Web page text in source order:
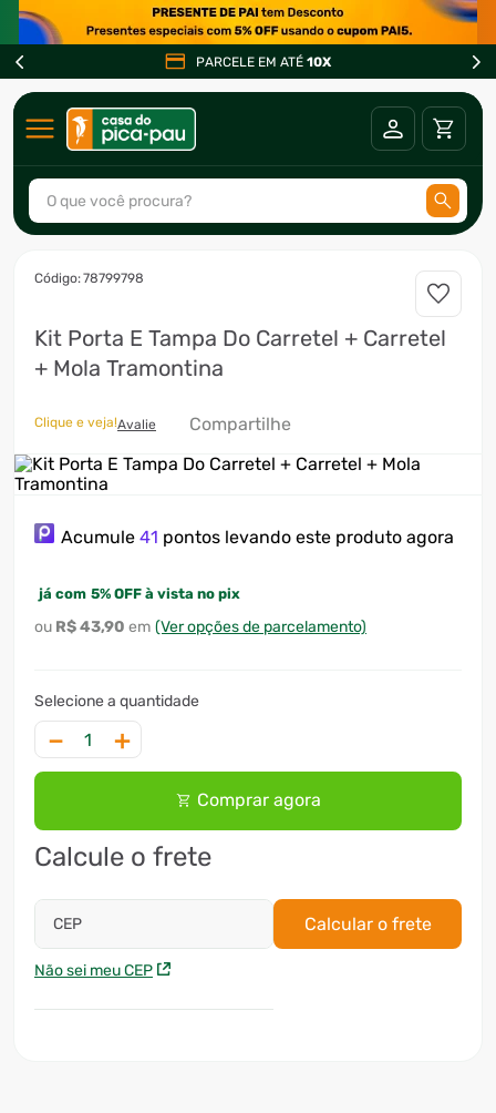
PARCELE EM ATÉ 10X
O que você procura?
:78799798
Kit Porta E Tampa Do Carretel + Carretel
+ Mola Tramontina
Clique e veja!Avalie Compartilhe
Acumule 41 pontos levando este produto agora
já com 5% OFF à vista no pix
R$43,90 (Ver opções de parcelamento)
＋
－
Comprar agora
Calcule o frete
CEP
Não sei meu CEP
Calcular o frete
2º
fogão
3º
freezer
4º
forno
5 º
soprador
6º
cervejeira
7 º
ventilador